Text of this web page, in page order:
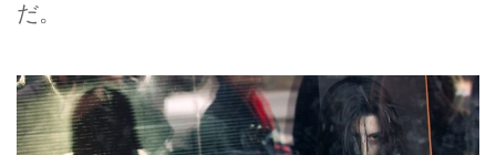
だ。